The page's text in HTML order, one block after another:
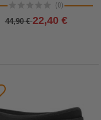
(0)
44,90 €22,40 €